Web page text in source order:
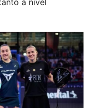
a nivel